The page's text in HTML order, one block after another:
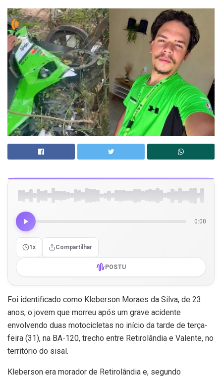
0:00
1x Compartilhar
POSTU
Foi identificado como Kleberson Moraes da Silva, de 23
anos, o jovem que morreu após um grave acidente
envolvendo duas motocicletas no início da tarde de terça-
feira (31), na BA-120, trecho entre Retirolândia e Valente, no
território do sisal.
Kleberson era morador de Retirolândia e, segundo